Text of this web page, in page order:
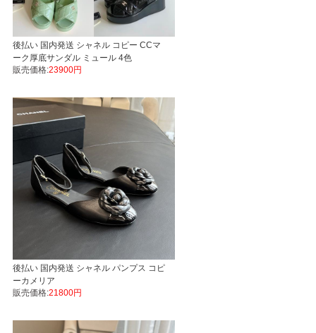
後払い 国内発送 シャネル コピー CCマ
ーク厚底サンダル ミュール 4色
販売価格:23900円
後払い 国内発送 シャネル パンプス コピ
ーカメリア
販売価格:21800円